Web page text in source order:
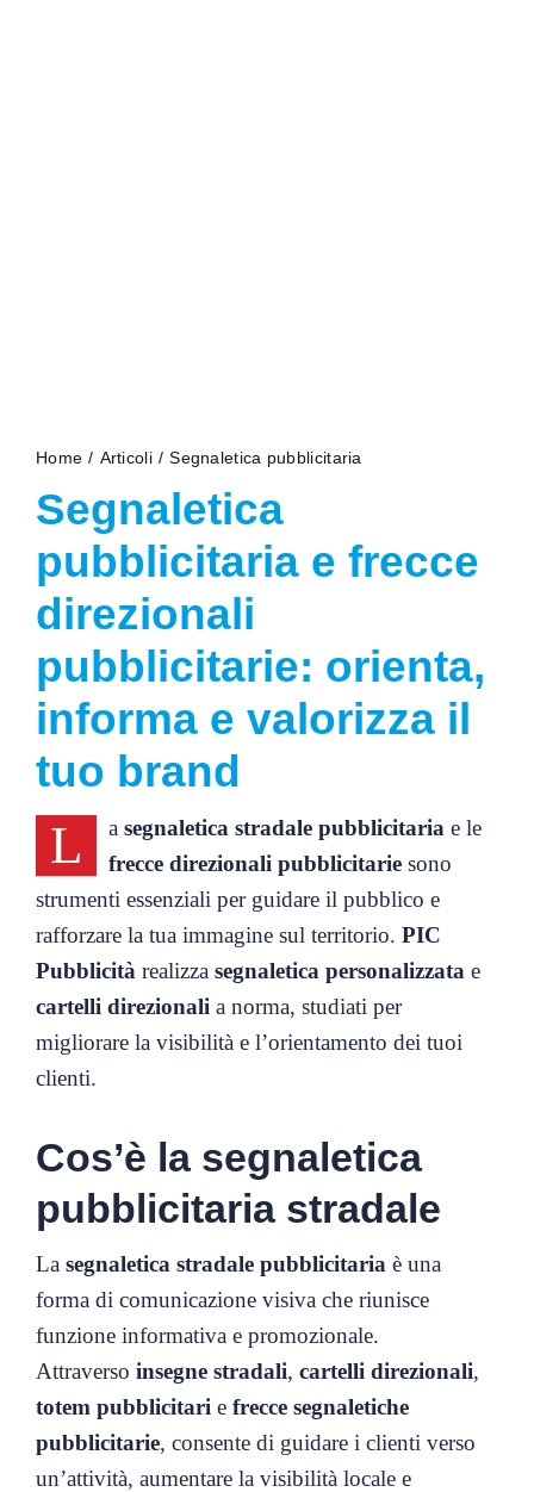
Home Articoli Segnaletica pubblicitaria
Segnaletica
pubblicitaria e frecce
direzionali
pubblicitarie: orienta,
informa e valorizza il
tuo brand
L a segnaletica stradale pubblicitaria e le
frecce direzionali pubblicitariesono
strumenti essenziali per guidare il pubblico e
rafforzare la tua immagine sul territorio. PIC
Pubblicità realizza segnaletica personalizzata e
cartelli direzionali a norma, studiati per
migliorare la visibilità e l’orientamento dei tuoi
clienti.
Cos’è la segnaletica
pubblicitaria stradale
La segnaletica stradale pubblicitaria è una
forma di comunicazione visiva che riunisce
funzione informativa e promozionale.
Attraverso insegne stradali, cartelli direzionali,
totem pubblicitari e frecce segnaletiche
pubblicitarie, consente di guidare i clienti verso
un’attività, aumentare la visibilità locale e